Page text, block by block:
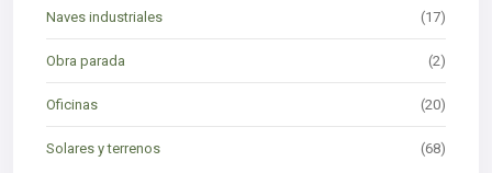
Naves industriales (17)
Obra parada (2)
Oficinas (20)
Solares y terrenos (68)